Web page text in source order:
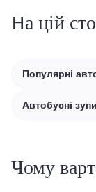
На цій
Популярні
Автобусні
Чому